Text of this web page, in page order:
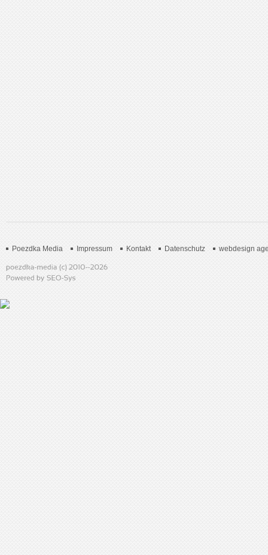
Poezdka Media Impressum Kontakt Datenschutz webdesign